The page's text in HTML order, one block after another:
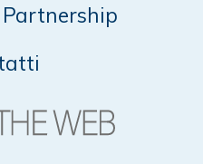
Partnership